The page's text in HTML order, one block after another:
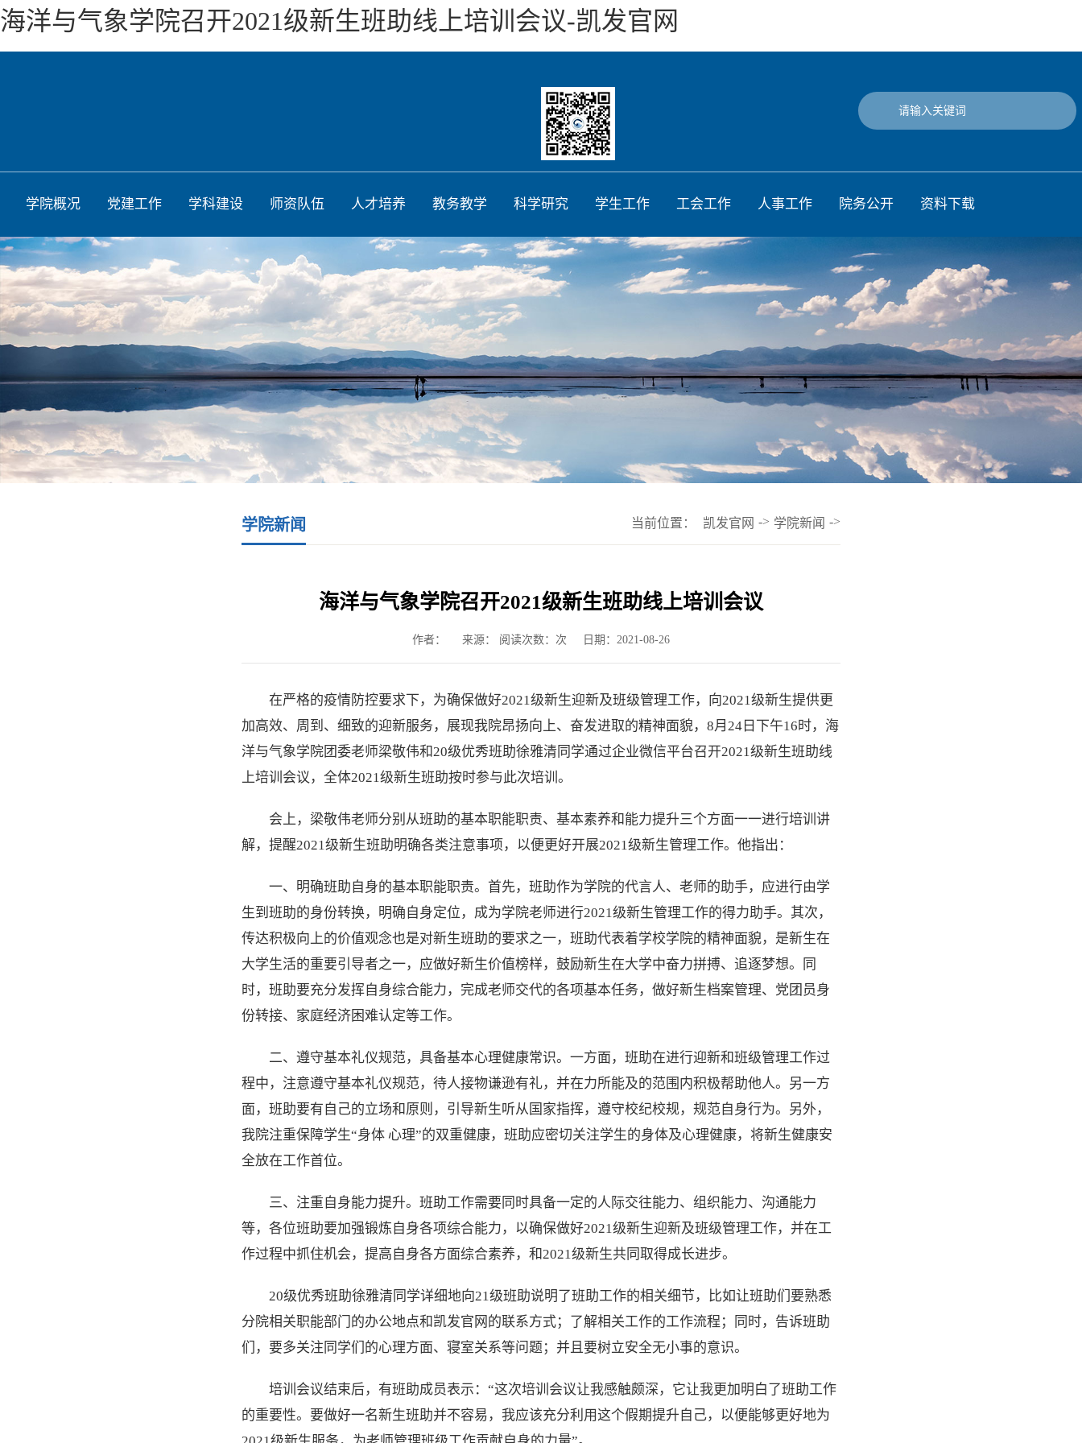
海洋与气象学院召开2021级新生班助线上培训会议-凯发官网
学院概况 党建工作 学科建设 师资队伍 人才培养 教务教学 科学研究 学生工作 工会工作 人事工作 院务公开 资料下载
学院新闻 当前位置： 凯发官网 -> 学院新闻 ->
海洋与气象学院召开2021级新生班助线上培训会议
作者： 来源： 阅读次数：次 日期：2021-08-26
在严格的疫情防控要求下，为确保做好2021级新生迎新及班级管理工作，向2021级新生提供更
加高效、周到、细致的迎新服务，展现我院昂扬向上、奋发进取的精神面貌，8月24日下午16时，海
洋与气象学院团委老师梁敬伟和20级优秀班助徐雅清同学通过企业微信平台召开2021级新生班助线
上培训会议，全体2021级新生班助按时参与此次培训。
会上，梁敬伟老师分别从班助的基本职能职责、基本素养和能力提升三个方面一一进行培训讲
解，提醒2021级新生班助明确各类注意事项，以便更好开展2021级新生管理工作。他指出：
一、明确班助自身的基本职能职责。首先，班助作为学院的代言人、老师的助手，应进行由学
生到班助的身份转换，明确自身定位，成为学院老师进行2021级新生管理工作的得力助手。其次，
传达积极向上的价值观念也是对新生班助的要求之一，班助代表着学校学院的精神面貌，是新生在
大学生活的重要引导者之一，应做好新生价值榜样，鼓励新生在大学中奋力拼搏、追逐梦想。同
时，班助要充分发挥自身综合能力，完成老师交代的各项基本任务，做好新生档案管理、党团员身
份转接、家庭经济困难认定等工作。
二、遵守基本礼仪规范，具备基本心理健康常识。一方面，班助在进行迎新和班级管理工作过
程中，注意遵守基本礼仪规范，待人接物谦逊有礼，并在力所能及的范围内积极帮助他人。另一方
面，班助要有自己的立场和原则，引导新生听从国家指挥，遵守校纪校规，规范自身行为。另外，
我院注重保障学生“身体 心理”的双重健康，班助应密切关注学生的身体及心理健康，将新生健康安
全放在工作首位。
三、注重自身能力提升。班助工作需要同时具备一定的人际交往能力、组织能力、沟通能力
等，各位班助要加强锻炼自身各项综合能力，以确保做好2021级新生迎新及班级管理工作，并在工
作过程中抓住机会，提高自身各方面综合素养，和2021级新生共同取得成长进步。
20级优秀班助徐雅清同学详细地向21级班助说明了班助工作的相关细节，比如让班助们要熟悉
分院相关职能部门的办公地点和凯发官网的联系方式；了解相关工作的工作流程；同时，告诉班助
们，要多关注同学们的心理方面、寝室关系等问题；并且要树立安全无小事的意识。
培训会议结束后，有班助成员表示：“这次培训会议让我感触颇深，它让我更加明白了班助工作
的重要性。要做好一名新生班助并不容易，我应该充分利用这个假期提升自己，以便能够更好地为